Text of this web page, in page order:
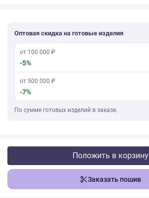
Оптовая скидка на готовые изделия
от 100 000 ₽
-5%
от 500 000 ₽
-7%
По сумме готовых изделий в заказе.
Положить в корзину
Заказать пошив